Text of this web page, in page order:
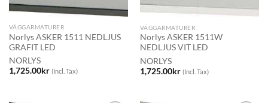
VÄGGARMATURER
Norlys ASKER 1511 NEDLJUS
GRAFIT LED
NORLYS
1,725.00kr (Incl. Tax)
VÄGGARMATURER
Norlys ASKER 1511W
NEDLJUS VIT LED
NORLYS
1,725.00kr (Incl. Tax)